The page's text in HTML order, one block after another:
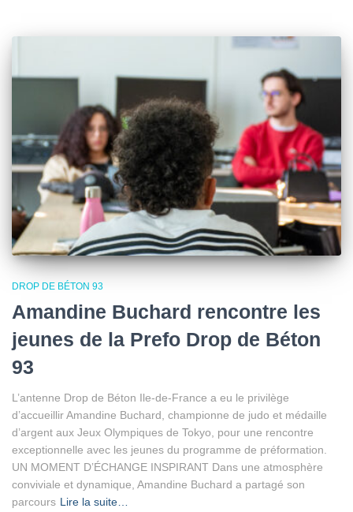
DROP DE BÉTON 93
Amandine Buchard rencontre les
jeunes de la Prefo Drop de Béton
93
L’antenne Drop de Béton Ile-de-France a eu le privilège
d’accueillir Amandine Buchard, championne de judo et médaille
d’argent aux Jeux Olympiques de Tokyo, pour une rencontre
exceptionnelle avec les jeunes du programme de préformation.
UN MOMENT D’ÉCHANGE INSPIRANT Dans une atmosphère
conviviale et dynamique, Amandine Buchard a partagé son
parcours Lire la suite…